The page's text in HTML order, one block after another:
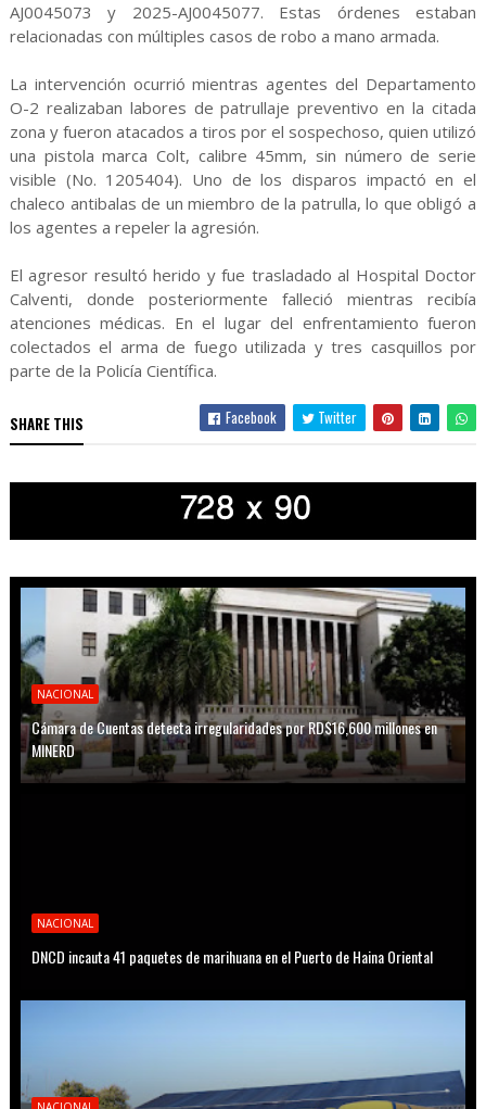
AJ0045073 y 2025-AJ0045077. Estas órdenes estaban
relacionadas con múltiples casos de robo a mano armada.
La intervención ocurrió mientras agentes del Departamento
O-2 realizaban labores de patrullaje preventivo en la citada
zona y fueron atacados a tiros por el sospechoso, quien utilizó
una pistola marca Colt, calibre 45mm, sin número de serie
visible (No. 1205404). Uno de los disparos impactó en el
chaleco antibalas de un miembro de la patrulla, lo que obligó a
los agentes a repeler la agresión.
El agresor resultó herido y fue trasladado al Hospital Doctor
Calventi, donde posteriormente falleció mientras recibía
atenciones médicas. En el lugar del enfrentamiento fueron
colectados el arma de fuego utilizada y tres casquillos por
parte de la Policía Científica.
SHARE THIS Facebook Twitter
NACIONAL
Cámara de Cuentas detecta irregularidades por RD$16,600 millones en
MINERD
NACIONAL
DNCD incauta 41 paquetes de marihuana en el Puerto de Haina Oriental